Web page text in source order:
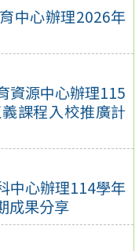
中心辦理2026年
資源中心辦理115
課程入校推廣計
中心辦理114學年
成果分享